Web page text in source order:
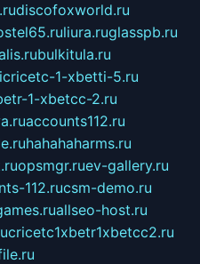
discofoxworld.ru
liura.ruglasspb.ru
bulkitula.ru
1-xbetti-5.ru
1-xbetcc-2.ru
accounts112.ru
hahahaharms.ru
opsmgr.ruev-gallery.ru
112.rucsm-demo.ru
allseo-host.ru
cricetc1xbetr1xbetcc2.ru